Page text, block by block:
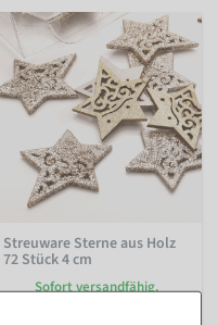
Streuware Sterne aus Holz
72 Stück 4 cm
Sofort versandfähig.